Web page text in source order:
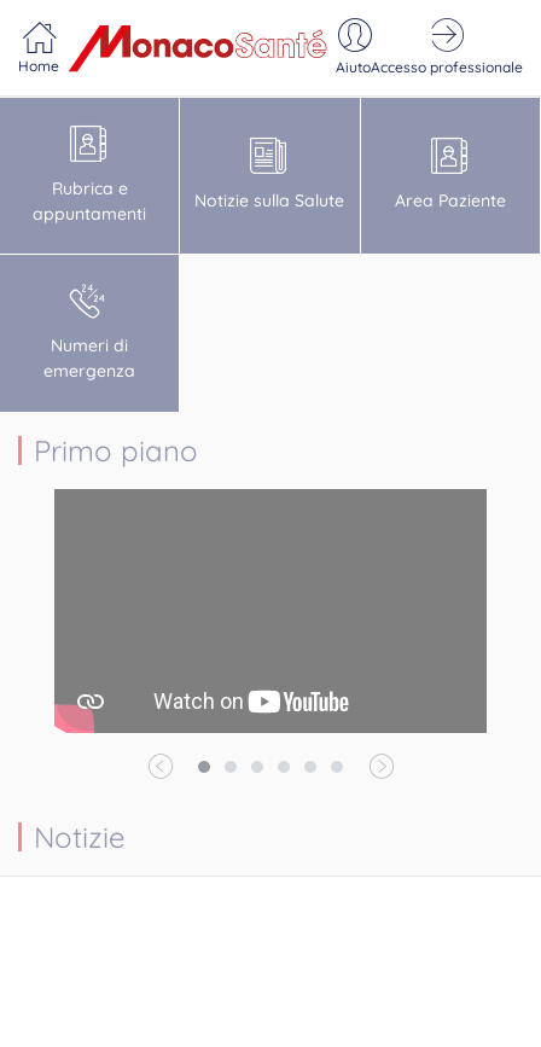
Home AiutoAccesso professionale
Rubrica e
appuntamenti
Notizie sulla Salute Area Paziente
Numeri di
emergenza
Primo piano
Notizie